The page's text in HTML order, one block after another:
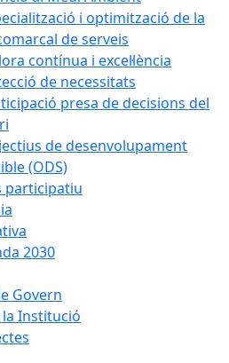
i optimització de la
de serveis
contínua i excel·lència
de necessitats
presa de decisions del
de desenvolupament
(ODS)
participatiu
2030
Govern
Institució